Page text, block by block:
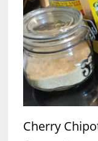
Cherry